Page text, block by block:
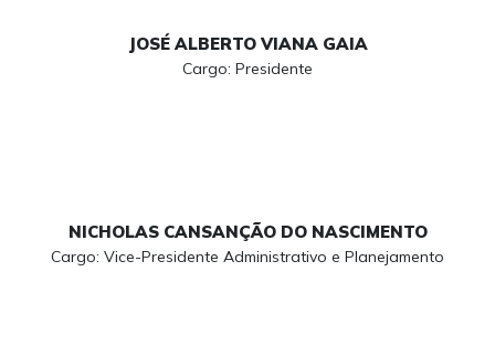
JOSÉ ALBERTO VIANA GAIA
Cargo: Presidente
NICHOLAS CANSANÇÃO DO NASCIMENTO
Cargo: Vice-Presidente Administrativo e Planejamento